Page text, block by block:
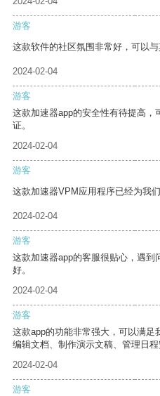
游客
这款软件的社区氛围非常好，可以与
2024-02-04
游客
这款加速器app的安全性有待提高
证。
2024-02-04
游客
这款加速器VPM应用程序已经为我
2024-02-04
游客
这款加速器app的客服很贴心，遇到
好。
2024-02-04
游客
这款app的功能非常强大，可以满
编辑文档、制作演示文稿、管理日程
2024-02-04
游客